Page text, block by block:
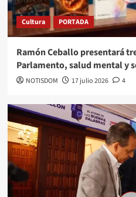
Cultura PORTADA
Ramón Ceballo presentará
Parlamento, salud mental y
NOTISDOM 17 julio 2026 4